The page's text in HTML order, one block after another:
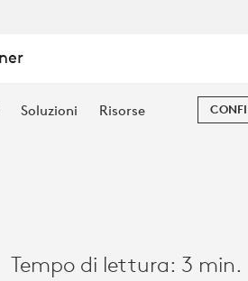
Soluzioni Risorse
Tempo di lettura: 3 min.